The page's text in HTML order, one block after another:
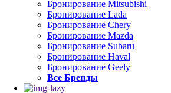
Бронирование Mitsubishi
Бронирование Lada
Бронирование Chery
Бронирование Mazda
Бронирование Subaru
Бронирование Haval
Бронирование Geely
Все Бренды